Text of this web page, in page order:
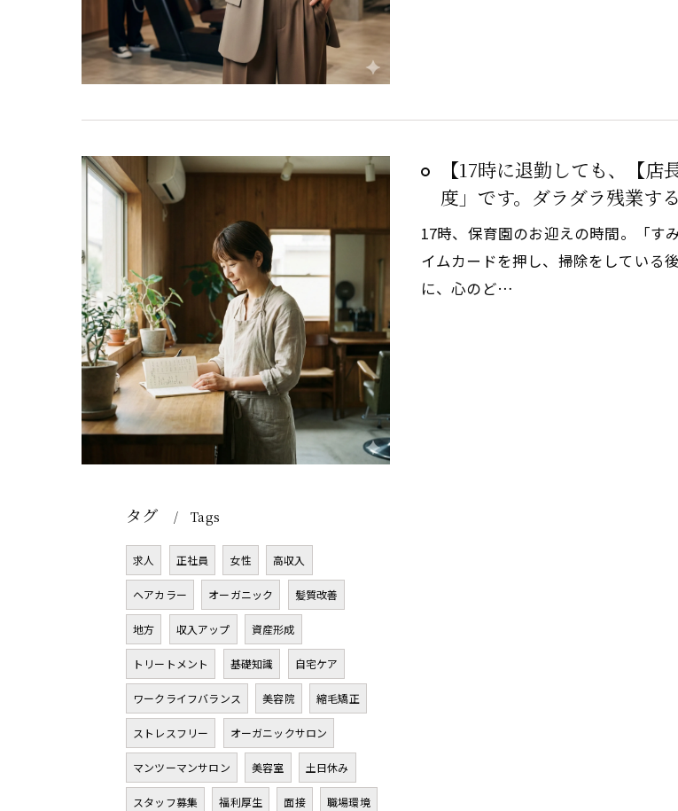
【17時に退勤しても、【
度」です。ダラダラ残業す
17時、保育園のお迎えの時間。「
イムカードを押し、掃除をしている
に、心のど…
タグ Tags
求人 正社員 女性 高収入
ヘアカラー オーガニック 髪質改善
地方 収入アップ 資産形成
トリートメント 基礎知識 自宅ケア
ワークライフバランス 美容院 縮毛矯正
ストレスフリー オーガニックサロン
マンツーマンサロン 美容室 土日休み
スタッフ募集 福利厚生 面接 職場環境